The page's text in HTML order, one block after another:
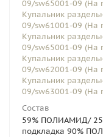
09/sw65001-09 (На
Купальник
09/sw61001-09 (На
Купальник
09/sw65001-09 (На
Купальник
09/sw62001-09 (На
Купальник
09/sw63001-09 (На
Состав
59% ПОЛИАМИД/
подкладка 90%